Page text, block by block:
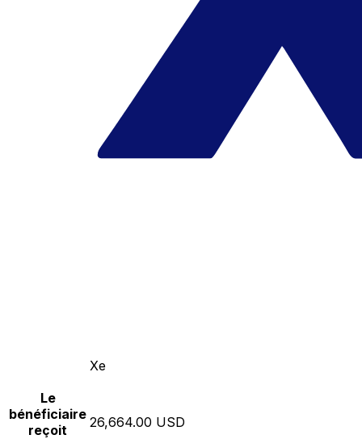
Xe
Le
bénéficiaire
reçoit
26,664.00 USD